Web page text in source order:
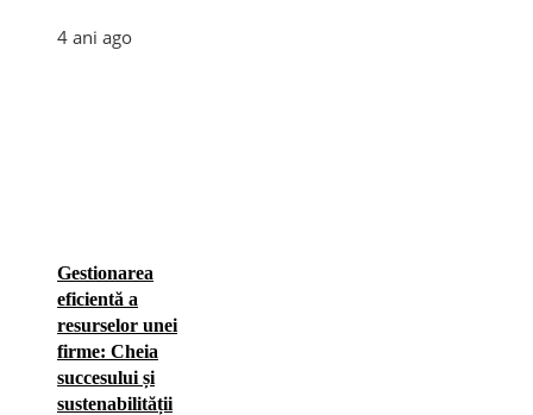
4 ani ago
Gestionarea
eficientă a
resurselor unei
firme: Cheia
succesului și
sustenabilității